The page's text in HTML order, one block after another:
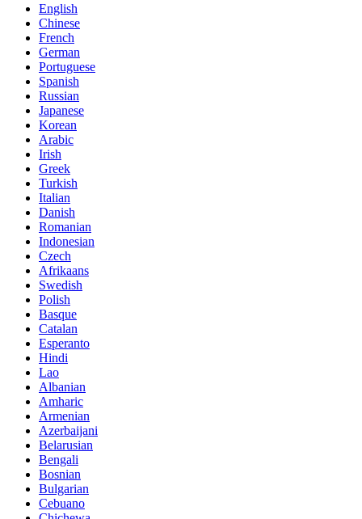
English
Chinese
French
German
Portuguese
Spanish
Russian
Japanese
Korean
Arabic
Irish
Greek
Turkish
Italian
Danish
Romanian
Indonesian
Czech
Afrikaans
Swedish
Polish
Basque
Catalan
Esperanto
Hindi
Lao
Albanian
Amharic
Armenian
Azerbaijani
Belarusian
Bengali
Bosnian
Bulgarian
Cebuano